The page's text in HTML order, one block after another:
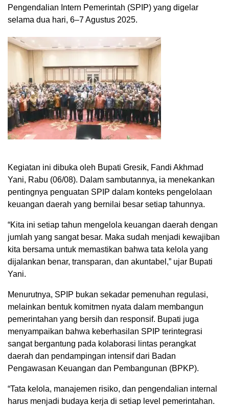
Pengendalian Intern Pemerintah (SPIP) yang digelar
selama dua hari, 6–7 Agustus 2025.
Kegiatan ini dibuka oleh Bupati Gresik, Fandi Akhmad
Yani, Rabu (06/08). Dalam sambutannya, ia menekankan
pentingnya penguatan SPIP dalam konteks pengelolaan
keuangan daerah yang bernilai besar setiap tahunnya.
“Kita ini setiap tahun mengelola keuangan daerah dengan
jumlah yang sangat besar. Maka sudah menjadi kewajiban
kita bersama untuk memastikan bahwa tata kelola yang
dijalankan benar, transparan, dan akuntabel,” ujar Bupati
Yani.
Menurutnya, SPIP bukan sekadar pemenuhan regulasi,
melainkan bentuk komitmen nyata dalam membangun
pemerintahan yang bersih dan responsif. Bupati juga
menyampaikan bahwa keberhasilan SPIP terintegrasi
sangat bergantung pada kolaborasi lintas perangkat
daerah dan pendampingan intensif dari Badan
Pengawasan Keuangan dan Pembangunan (BPKP).
“Tata kelola, manajemen risiko, dan pengendalian internal
harus menjadi budaya kerja di setiap level pemerintahan.